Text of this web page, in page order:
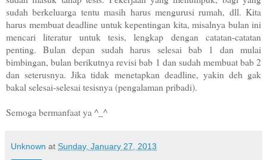
sudah berkeluarga tentu masih harus mengurusi rumah, dll. Kita
harus membuat deadline untuk kepentingan kita, misalnya bulan ini
mencari literatur untuk tesis, lengkap dengan catatan-catatan
penting. Bulan depan sudah harus selesai bab 1 dan mulai
bimbingan, bulan berikutnya revisi bab 1 dan sudah membuat bab 2
dan seterusnya. Jika tidak menetapkan deadline, yakin deh gak
bakal selesai-selesai tesisnya (pengalaman pribadi).
Semoga bermanfaat ya ^_^
Unknown at Sunday, January 27, 2013